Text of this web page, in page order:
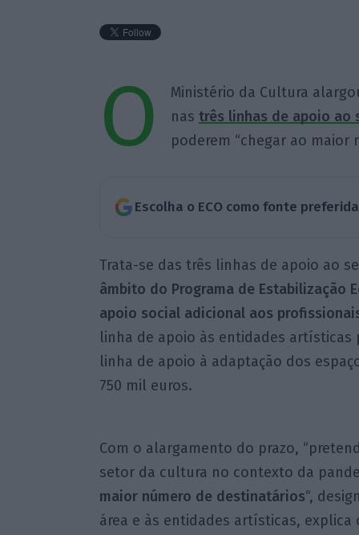
O
Ministério da Cultura
nas três linhas de apoio ao
poderem “chegar ao maior
Escolha o ECO como fonte
Trata-se das três linhas de apoio ao
âmbito do Programa de Estabilização
apoio social adicional aos
linha de apoio às entidades artísticas
linha de apoio à adaptação dos
750 mil euros.
Com o alargamento do prazo,
setor da cultura no contexto da
maior número de destinatários“,
área e às entidades artísticas,